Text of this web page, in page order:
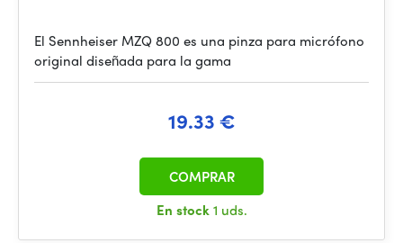
El Sennheiser MZQ 800 es una pinza para micrófono
original diseñada para la gama
19.33 €
En stock1 uds.
COMPRAR